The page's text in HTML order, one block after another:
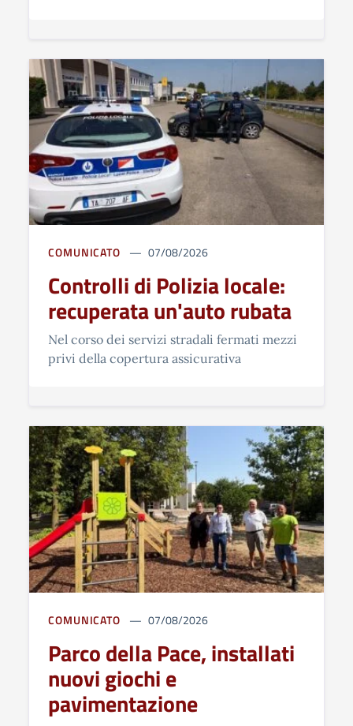
COMUNICATO 07/08/2026
Controlli di Polizia locale:
recuperata un'auto rubata
Nel corso dei servizi stradali fermati mezzi
privi della copertura assicurativa
COMUNICATO 07/08/2026
Parco della Pace, installati
nuovi giochi e
pavimentazione